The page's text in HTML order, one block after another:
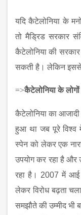
यदि कैटेलोनिया के
तो मैड्रिड सरकार
कैटेलोनिया की
सकती है। लेकिन इससे
=>कैटेलोनिया के लोगों
कैटेलोनिया का
हुआ था जब पूरे विश्‍व
स्‍पेन को लेकर एक
उपयोग कर रहा है और
रहा है। 2007 में आई
लेकर विरोध बढ़ता
समझौते की उम्मीद भी